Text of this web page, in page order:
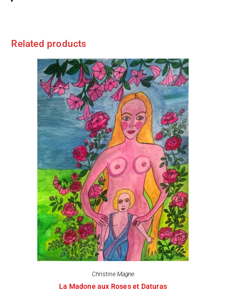
Related products
Christine Magne
La Madone aux Roses et Daturas